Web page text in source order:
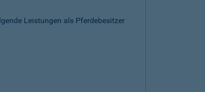
Leistungen als Pferdebesitzer